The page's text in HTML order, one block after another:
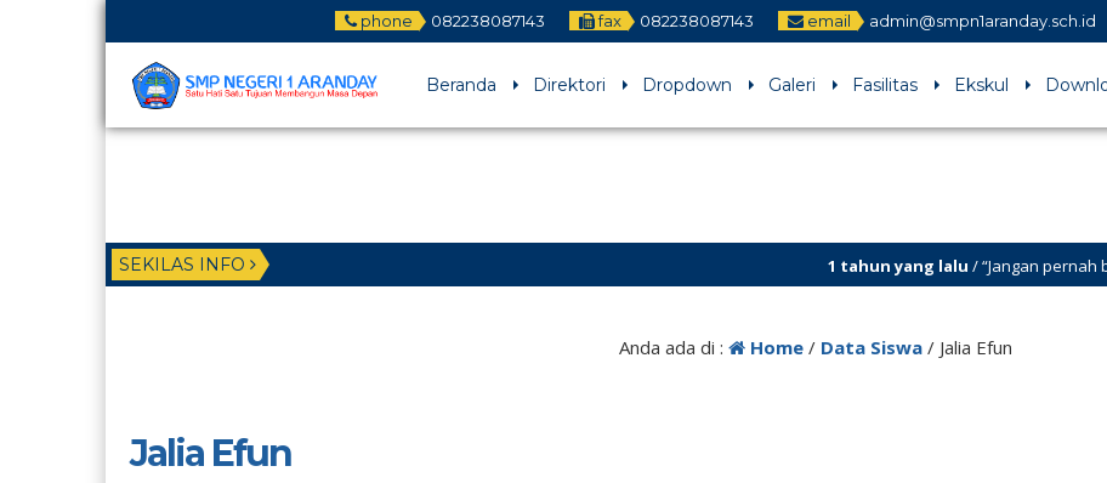
phone 082238087143 fax 082238087143 email admin@smpn1aranday.sch.id
Beranda Direktori Dropdown Galeri Fasilitas Ekskul
SEKILAS INFO 1 tahun yang lalu / “Jangan pernah
Anda ada di : Home / Data Siswa / Jalia Efun
Jalia Efun